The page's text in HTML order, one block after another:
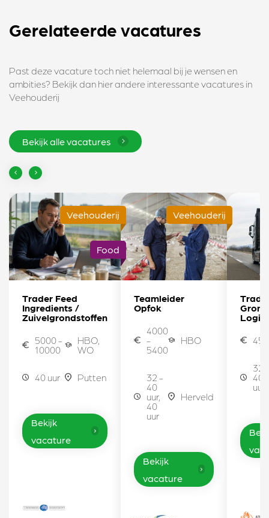
Gerelateerde vacatures
Past deze vacature toch niet helemaal bij je wensen en
ambities? Bekijk dan hier andere interessante vacatures in
Veehouderij
Bekijk alle vacatures
Veehouderij
Food
Trader Feed
Ingredients /
Zuivelgrondstoffen
5000 -
10000
HBO,
WO
40 uur Putten
Bekijk
vacature
Veehouderij
Teamleider
Opfok
4000
-
5400
HBO
32 -
40
uur,
40
uur
Herveld
Bekijk
vacature
32 -
40
uur